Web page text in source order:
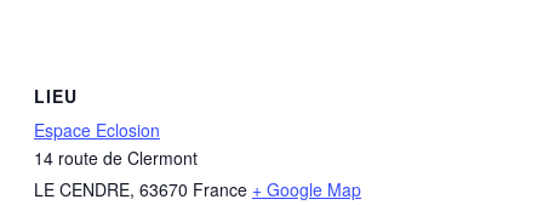
LIEU
Espace Eclosion
14 route de Clermont
LE CENDRE, 63670 France + Google Map